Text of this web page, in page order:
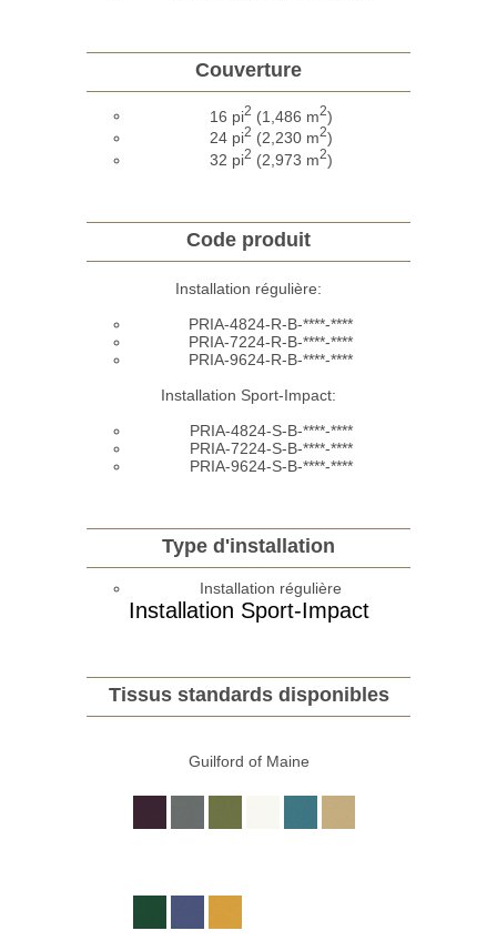
Couverture
16 pi2 (1,486 m2)
24 pi2 (2,230 m2)
32 pi2 (2,973 m2)
Code produit
Installation régulière:
PRIA-4824-R-B-****-****
PRIA-7224-R-B-****-****
PRIA-9624-R-B-****-****
Installation Sport-Impact:
PRIA-4824-S-B-****-****
PRIA-7224-S-B-****-****
PRIA-9624-S-B-****-****
Type d'installation
Installation régulière
Installation Sport-Impact
Tissus standards disponibles
Guilford of Maine